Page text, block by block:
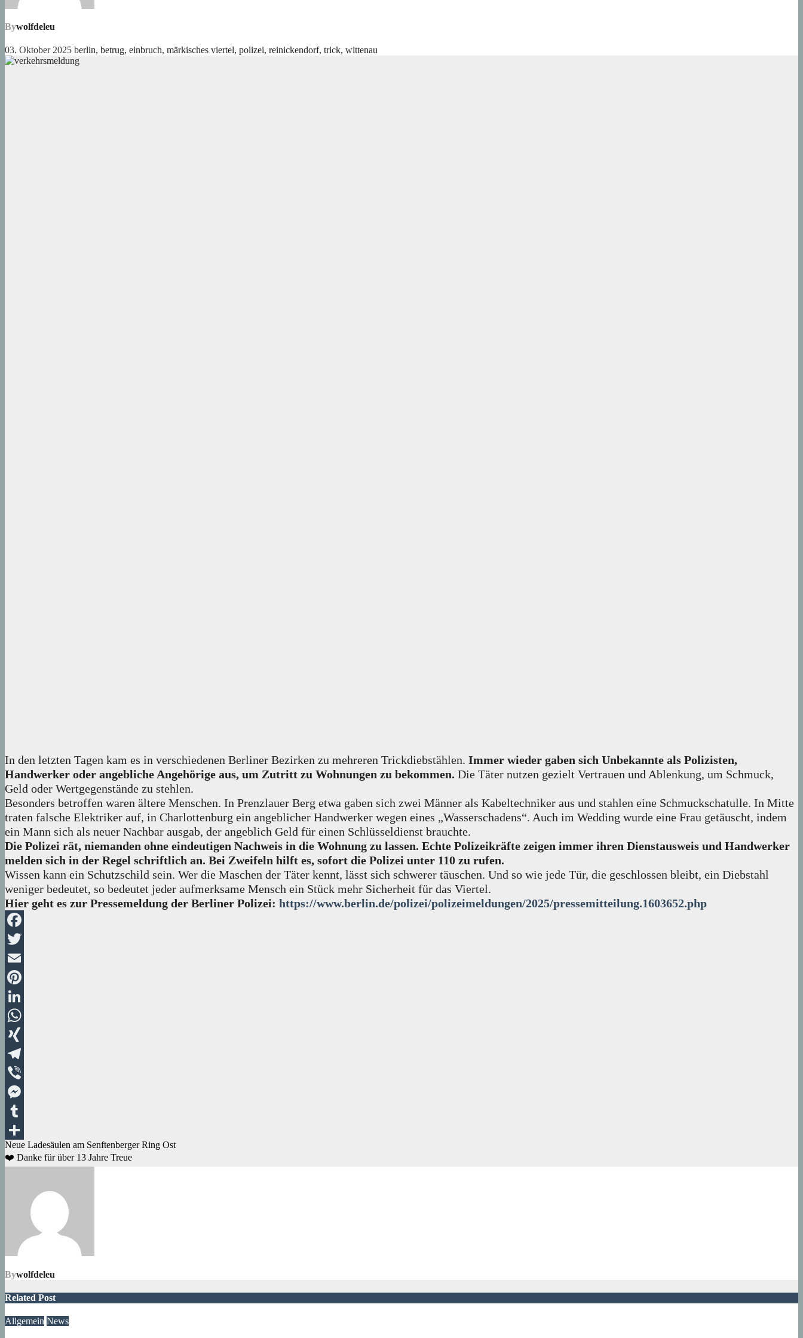
Bywolfdeleu
03. Oktober 2025 berlin, betrug, einbruch, märkisches viertel, polizei, reinickendorf, trick, wittenau
In den letzten Tagen kam es in verschiedenen Berliner Bezirken zu mehreren Trickdiebstählen. Immer wieder gaben sich Unbekannte als Polizisten,
Handwerker oder angebliche Angehörige aus, um Zutritt zu Wohnungen zu bekommen. Die Täter nutzen gezielt Vertrauen und Ablenkung, um Schmuck,
Geld oder Wertgegenstände zu stehlen.
Besonders betroffen waren ältere Menschen. In Prenzlauer Berg etwa gaben sich zwei Männer als Kabeltechniker aus und stahlen eine Schmuckschatulle. In Mitte
traten falsche Elektriker auf, in Charlottenburg ein angeblicher Handwerker wegen eines „Wasserschadens“. Auch im Wedding wurde eine Frau getäuscht, indem
ein Mann sich als neuer Nachbar ausgab, der angeblich Geld für einen Schlüsseldienst brauchte.
Die Polizei rät, niemanden ohne eindeutigen Nachweis in die Wohnung zu lassen. Echte Polizeikräfte zeigen immer ihren Dienstausweis und Handwerker
melden sich in der Regel schriftlich an. Bei Zweifeln hilft es, sofort die Polizei unter 110 zu rufen.
Wissen kann ein Schutzschild sein. Wer die Maschen der Täter kennt, lässt sich schwerer täuschen. Und so wie jede Tür, die geschlossen bleibt, ein Diebstahl
weniger bedeutet, so bedeutet jeder aufmerksame Mensch ein Stück mehr Sicherheit für das Viertel.
Hier geht es zur Pressemeldung der Berliner Polizei: https://www.berlin.de/polizei/polizeimeldungen/2025/pressemitteilung.1603652.php
Facebook
Twitter
Email
Pinterest
LinkedIn
WhatsApp
XING
Telegram
Viber
Messenger
Tumblr
Teilen
Beitragsnavigation
Neue Ladesäulen am Senftenberger Ring Ost
❤️ Danke für über 13 Jahre Treue
Bywolfdeleu
Related Post
Allgemein News